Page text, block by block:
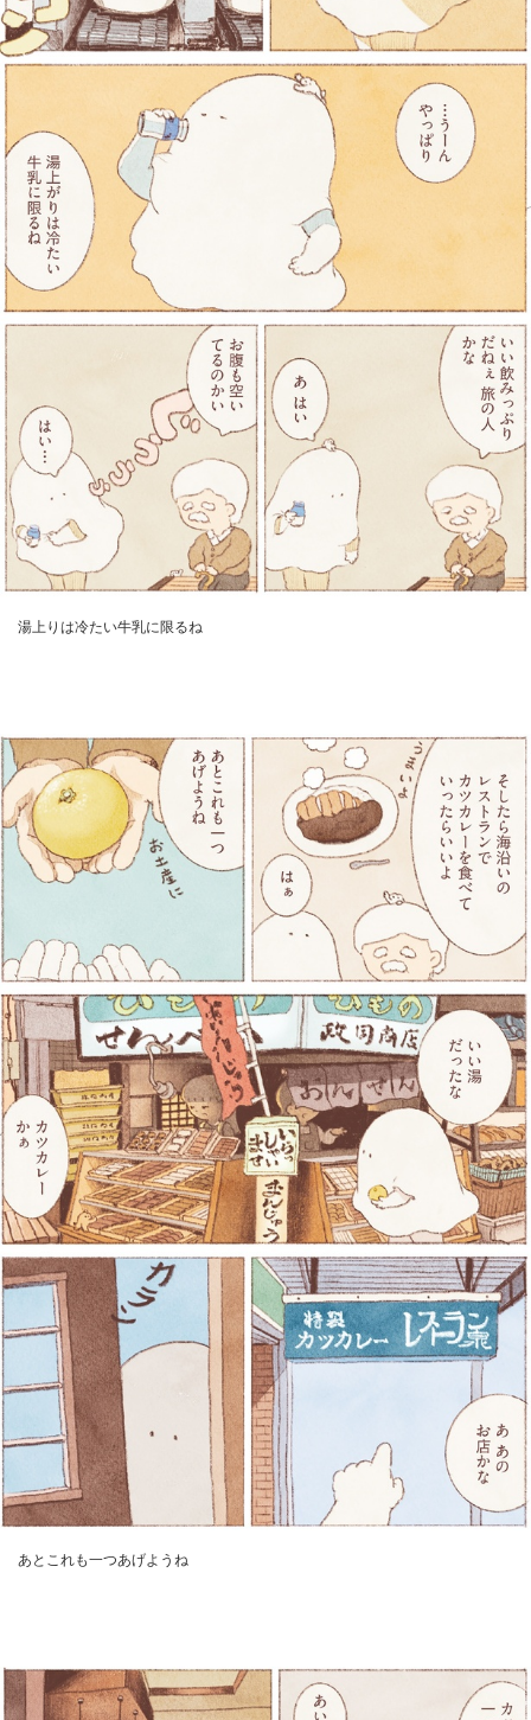
湯上りは冷たい牛乳に限るね
あとこれも一つあげようね